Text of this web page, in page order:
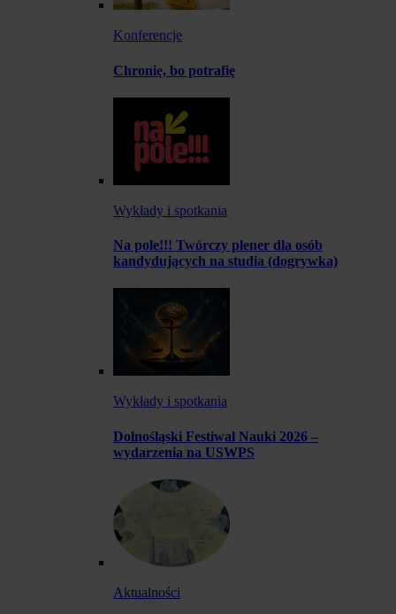
Konferencje
Chronię, bo potrafię
Wykłady i spotkania
Na pole!!! Twórczy plener dla osób
kandydujących na studia (dogrywka)
Wykłady i spotkania
Dolnośląski Festiwal Nauki 2026 –
wydarzenia na USWPS
Aktualności